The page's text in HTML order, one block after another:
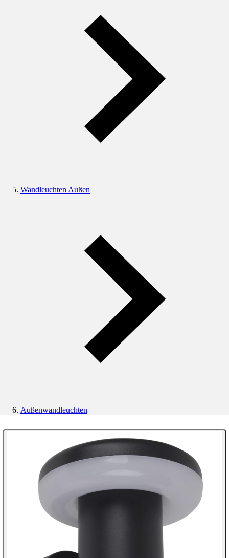
Wandleuchten Außen
Außenwandleuchten